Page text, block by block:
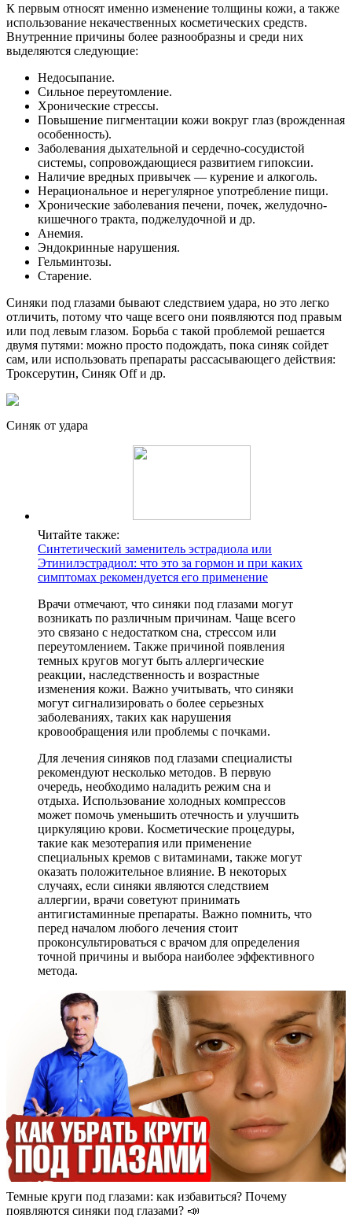
К первым относят именно изменение толщины кожи, а также
использование некачественных косметических средств.
Внутренние причины более разнообразны и среди них
выделяются следующие:
Недосыпание.
Сильное переутомление.
Хронические стрессы.
Повышение пигментации кожи вокруг глаз (врожденная
особенность).
Заболевания дыхательной и сердечно-сосудистой
системы, сопровождающиеся развитием гипоксии.
Наличие вредных привычек — курение и алкоголь.
Нерациональное и нерегулярное употребление пищи.
Хронические заболевания печени, почек, желудочно-
кишечного тракта, поджелудочной и др.
Анемия.
Эндокринные нарушения.
Гельминтозы.
Старение.
Синяки под глазами бывают следствием удара, но это легко
отличить, потому что чаще всего они появляются под правым
или под левым глазом. Борьба с такой проблемой решается
двумя путями: можно просто подождать, пока синяк сойдет
сам, или использовать препараты рассасывающего действия:
Троксерутин, Синяк Off и др.
Синяк от удара
Читайте также:
Синтетический заменитель эстрадиола или
Этинилэстрадиол: что это за гормон и при каких
симптомах рекомендуется его применение
Врачи отмечают, что синяки под глазами могут
возникать по различным причинам. Чаще всего
это связано с недостатком сна, стрессом или
переутомлением. Также причиной появления
темных кругов могут быть аллергические
реакции, наследственность и возрастные
изменения кожи. Важно учитывать, что синяки
могут сигнализировать о более серьезных
заболеваниях, таких как нарушения
кровообращения или проблемы с почками.
Для лечения синяков под глазами специалисты
рекомендуют несколько методов. В первую
очередь, необходимо наладить режим сна и
отдыха. Использование холодных компрессов
может помочь уменьшить отечность и улучшить
циркуляцию крови. Косметические процедуры,
такие как мезотерапия или применение
специальных кремов с витаминами, также могут
оказать положительное влияние. В некоторых
случаях, если синяки являются следствием
аллергии, врачи советуют принимать
антигистаминные препараты. Важно помнить, что
перед началом любого лечения стоит
проконсультироваться с врачом для определения
точной причины и выбора наиболее эффективного
метода.
Темные круги под глазами: как избавиться? Почему
появляются синяки под глазами? 📣